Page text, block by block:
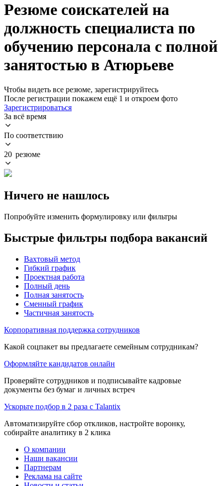
Резюме соискателей на
должность специалиста по
обучению персонала с полной
занятостью в Атюрьеве
Чтобы видеть все резюме, зарегистрируйтесь
После регистрации покажем ещё 1 и откроем фото
Зарегистрироваться
За всё время
По соответствию
20 резюме
Ничего не нашлось
Попробуйте изменить формулировку или фильтры
Быстрые фильтры подбора вакансий
Вахтовый метод
Гибкий график
Проектная работа
Полный день
Полная занятость
Сменный график
Частичная занятость
Корпоративная поддержка сотрудников
Какой соцпакет вы предлагаете семейным сотрудникам?
Оформляйте кандидатов онлайн
Проверяйте сотрудников и подписывайте кадровые
документы без бумаг и личных встреч
Ускорьте подбор в 2 раза с Talantix
Автоматизируйте сбор откликов, настройте воронку,
собирайте аналитику в 2 клика
О компании
Наши вакансии
Партнерам
Реклама на сайте